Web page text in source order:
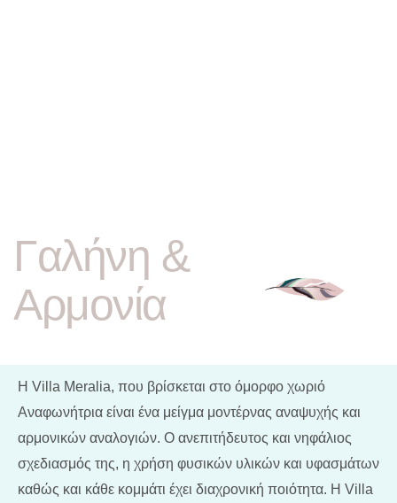
Γαλήνη &
Αρμονία
Η Villa Meralia, που βρίσκεται στο όμορφο χωριό
Αναφωνήτρια είναι ένα μείγμα μοντέρνας αναψυχής και
αρμονικών αναλογιών. Ο ανεπιτήδευτος και νηφάλιος
σχεδιασμός της, η χρήση φυσικών υλικών και υφασμάτων
καθώς και κάθε κομμάτι έχει διαχρονική ποιότητα. Η Villa